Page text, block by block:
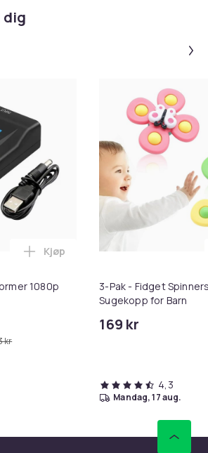
9e23-940c46480653
dig
1080p
kr
Legg SCART til HDMI-omformer
Kjøp
3-Pak - Fidget
Sugekopp for Barn
169 kr
4,3
mandag, 17 aug.